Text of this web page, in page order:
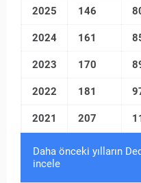
2025 146
2024 161
2023 170
2022 181
2021 207
Daha önceki yılların
incele